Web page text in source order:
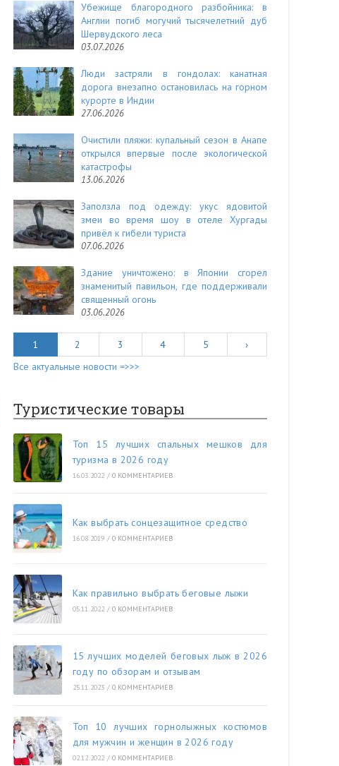
Убежище благородного разбойника: в
Англии погиб могучий тысячелетний дуб
Шервудского леса
03.07.2026
Люди застряли в гондолах: канатная
дорога внезапно остановилась на горном
курорте в Индии
27.06.2026
Очистили пляжи: купальный сезон в Анапе
открылся впервые после экологической
катастрофы
13.06.2026
Заползла под одежду: укус ядовитой
змеи во время шоу в отеле Хургады
привёл к гибели туриста
07.06.2026
Здание уничтожено: в Японии сгорел
знаменитый павильон, где поддерживали
священный огонь
03.06.2026
1 2 3 4 5
›
Все актуальные новости =>>>
Туристические товары
Топ 15 лучших спальных мешков для
туризма в 2026 году
16.03.2022 / 0 КОММЕНТАРИЕВ
Как выбрать сонцезащитное средство
16.08.2019 / 0 КОММЕНТАРИЕВ
Как правильно выбрать беговые лыжи
05.11.2022 / 0 КОММЕНТАРИЕВ
15 лучших моделей беговых лыж в 2026
году по обзорам и отзывам
25.11.2023 / 0 КОММЕНТАРИЕВ
Топ 10 лучших горнолыжных костюмов
для мужчин и женщин в 2026 году
02.12.2022 / 0 КОММЕНТАРИЕВ